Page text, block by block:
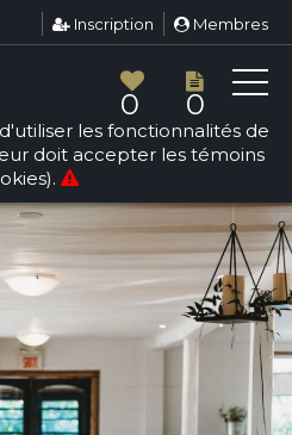
Inscription Membres
0 0
les fonctionnalités de
doit accepter les témoins